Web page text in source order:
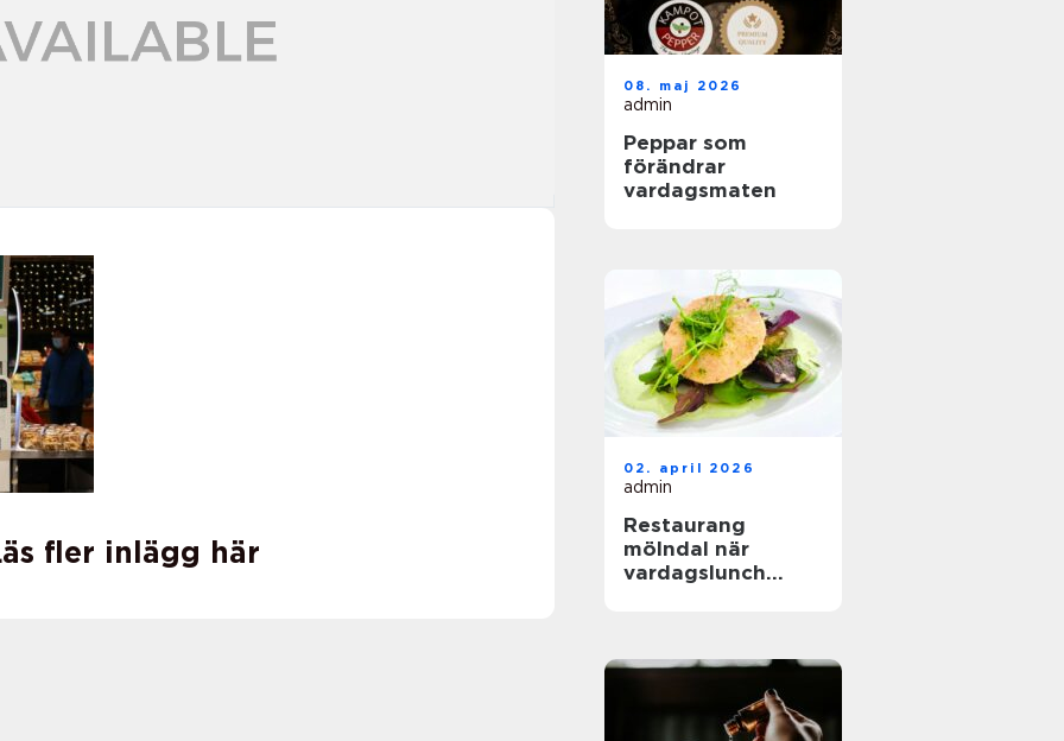
fler inlägg här
08. maj 2026
admin
Peppar som
förändrar
vardagsmaten
02. april 2026
admin
Restaurang
mölndal när
vardagslunch